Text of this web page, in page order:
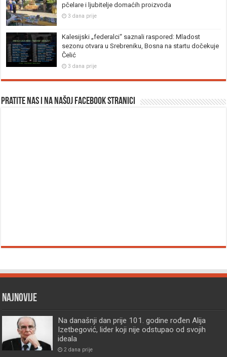
pčelare i ljubitelje domaćih proizvoda
3 dana prije
Kalesijski „federalci“ saznali raspored: Mladost
sezonu otvara u Srebreniku, Bosna na startu dočekuje
Čelić
3 dana prije
Pratite nas i na našoj facebook stranici
Najnovije
Na današnji dan prije 101. godine rođen Alija
Izetbegović, lider koji nije odstupao od svojih
ideala
2 dana prije